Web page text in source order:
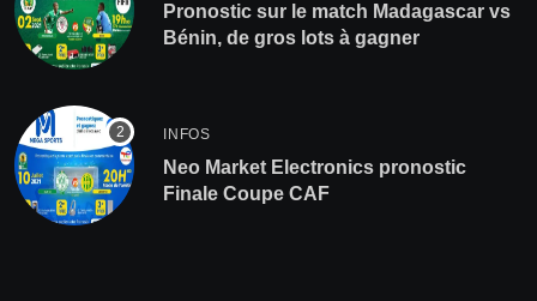
Pronostic sur le match Madagascar vs
Bénin, de gros lots à gagner
INFOS
Neo Market Electronics pronostic
Finale Coupe CAF